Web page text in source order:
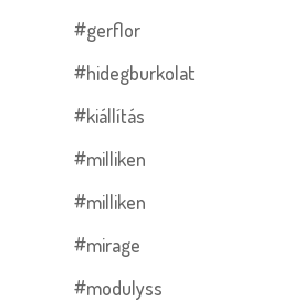
#gerflor
#hidegburkolat
#kiállítás
#milliken
#milliken
#mirage
#modulyss